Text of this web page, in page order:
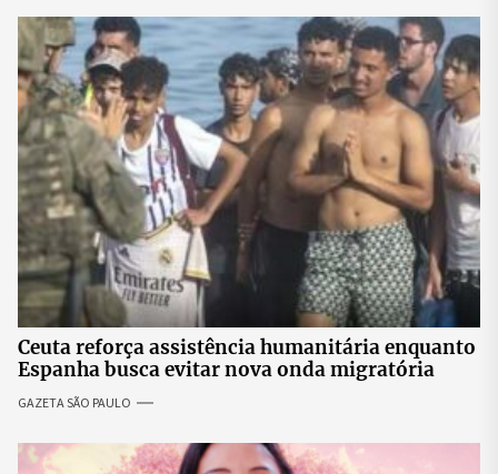
Ceuta reforça assistência humanitária enquanto
Espanha busca evitar nova onda migratória
GAZETA SÃO PAULO